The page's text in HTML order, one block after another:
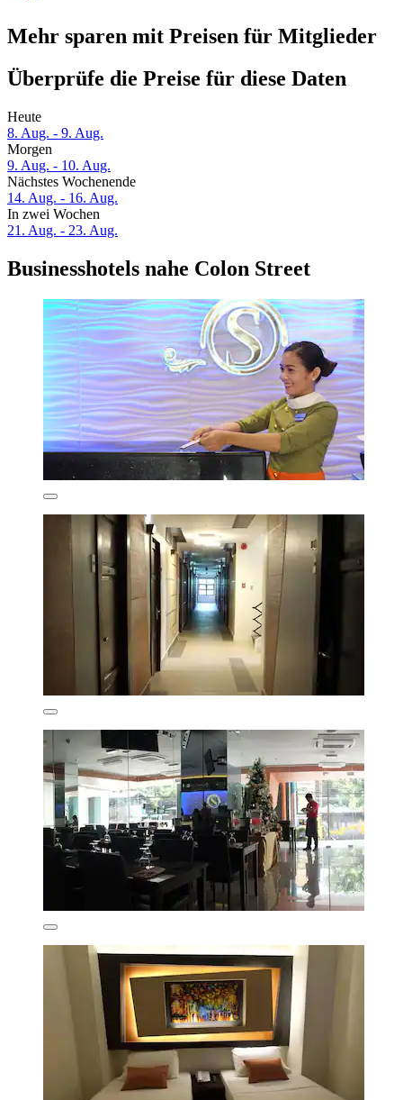
Mehr sparen mit Preisen für Mitglieder
Überprüfe die Preise für diese Daten
Heute
8. Aug. - 9. Aug.
Morgen
9. Aug. - 10. Aug.
Nächstes Wochenende
14. Aug. - 16. Aug.
In zwei Wochen
21. Aug. - 23. Aug.
Businesshotels nahe Colon Street